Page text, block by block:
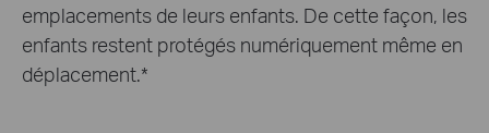
emplacements de leurs enfants. De cette façon, les
enfants restent protégés numériquement même en
déplacement.*